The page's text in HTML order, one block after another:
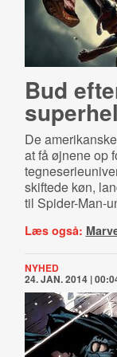
Bud
De
at få øjnene op
skiftede køn,
til Spider-Man-
Læs også:
NYHED
24. JAN. 2014 |